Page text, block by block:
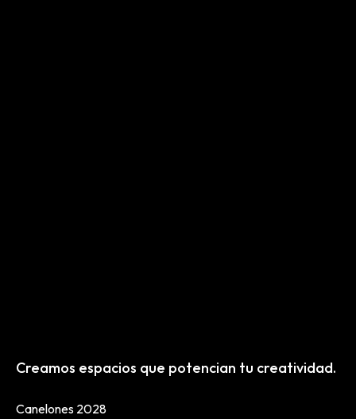
Creamos espacios que potencian tu creatividad.
Canelones 2028